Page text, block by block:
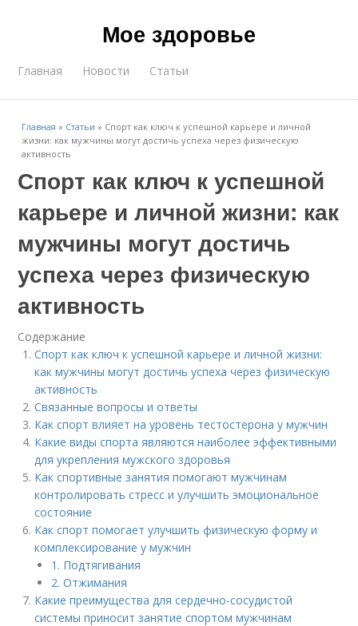
Мое здоровье
Главная Новости Статьи
Главная » Статьи » Спорт как ключ к успешной карьере и личной
жизни: как мужчины могут достичь успеха через физическую
активность
Спорт как ключ к успешной
карьере и личной жизни: как
мужчины могут достичь
успеха через физическую
активность
Содержание
Спорт как ключ к успешной карьере и личной жизни:
как мужчины могут достичь успеха через физическую
активность
Связанные вопросы и ответы
Как спорт влияет на уровень тестостерона у мужчин
Какие виды спорта являются наиболее эффективными
для укрепления мужского здоровья
Как спортивные занятия помогают мужчинам
контролировать стресс и улучшить эмоциональное
состояние
Как спорт помогает улучшить физическую форму и
комплексирование у мужчин
1. Подтягивания
2. Отжимания
Какие преимущества для сердечно-сосудистой
системы приносит занятие спортом мужчинам